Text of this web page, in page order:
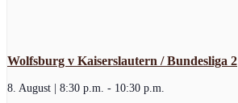
Wolfsburg v Kaiserslautern / Bundesliga 2
8. August | 8:30 p.m. - 10:30 p.m.